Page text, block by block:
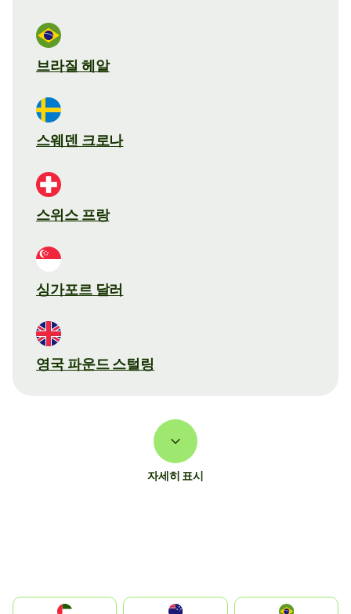
브라질 헤알
스웨덴 크로나
스위스 프랑
싱가포르 달러
영국 파운드 스털링
자세히 표시